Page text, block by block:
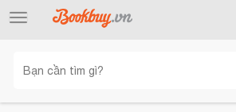
Toggle